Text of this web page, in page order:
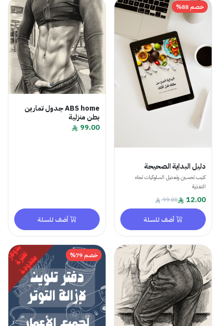
خصم 88%
دليل البداية الصحيحة
كتيب تحسين وتعديل السلوكيات تجاه
التغذية
12.00
99.00
أضف للسلة
ABS home جدول تمارين
بطن منزلية
99.00
أضف للسلة
خصم 79%